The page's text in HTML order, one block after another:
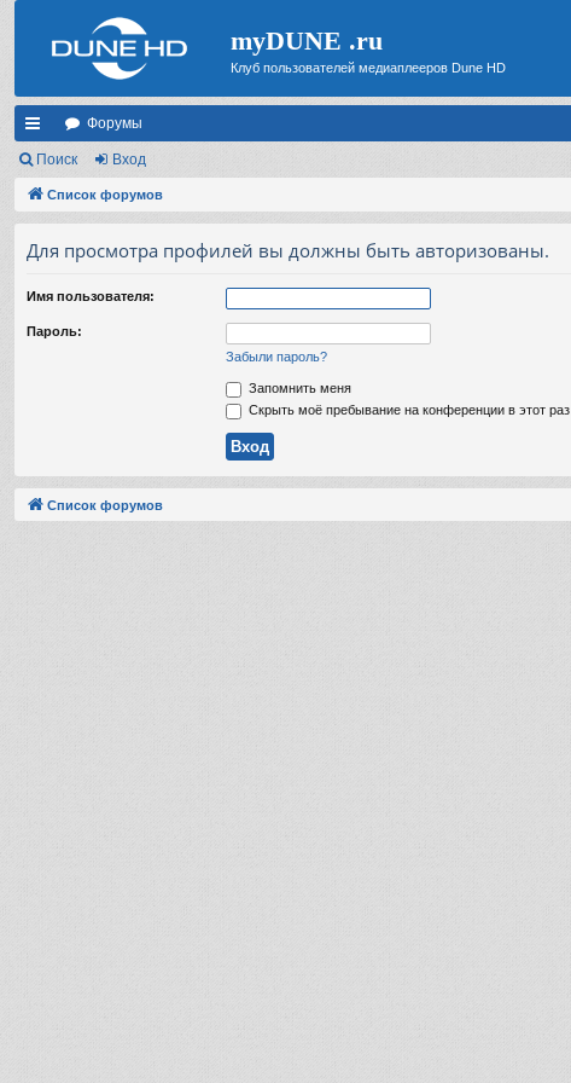
myDUNE .ru
Клуб пользователей медиаплееров Dune HD
с
ы
Форумы
Поиск Вход
Список форумов
Для просмотра профилей вы должны быть авторизованы.
Имя пользователя:
Пароль:
Забыли пароль?
Запомнить меня
Скрыть моё пребывание на конференции в этот раз
Список форумов